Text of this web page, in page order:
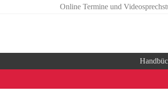
Online Termine und